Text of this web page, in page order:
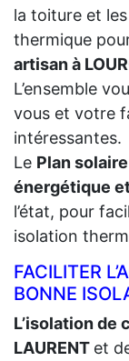
la toiture et
thermique
artisan à
L’ensemble
vous et votre
intéressantes.
Le Plan
énergétique
l’état, pour
isolation
FACILITER
BONNE
L’isolation de
LAURENT et